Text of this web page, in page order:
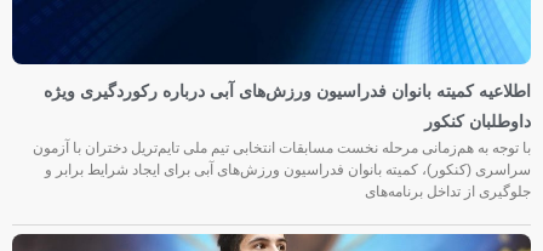
اطلاعیه کمیته بانوان فدراسیون ورزش‌های آبی درباره رکوردگیری ویژه
داوطلبان کنکور
با توجه به هم‌زمانی مرحله نخست مسابقات انتخابی تیم ملی تایم‌تریل دختران با آزمون
سراسری (کنکور)، کمیته بانوان فدراسیون ورزش‌های آبی برای ایجاد شرایط برابر و
جلوگیری از تداخل برنامه‌های